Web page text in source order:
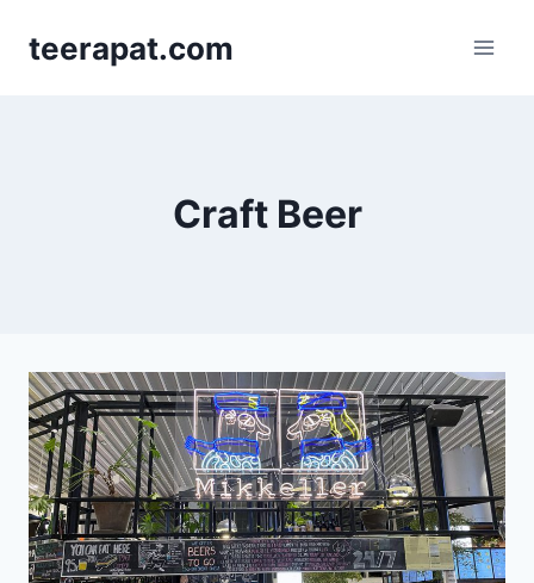
teerapat.com
Craft Beer